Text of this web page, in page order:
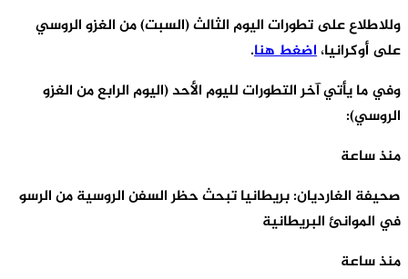
وللاطلاع على تطورات اليوم الثالث (السبت) من الغزو الروسي
على أوكرانيا،اضغط هنا.
وفي ما يأتي آخر التطورات لليوم الأحد (اليوم الرابع من الغزو
الروسي):
منذ ساعة
صحيفة الغارديان: بريطانيا تبحث حظر السفن الروسية من الرسو
في الموانئ البريطانية
منذ ساعة